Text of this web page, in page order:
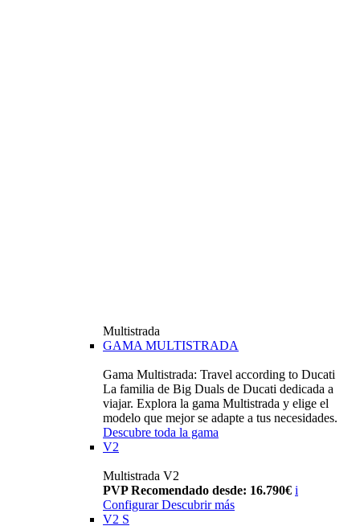
Multistrada
GAMA MULTISTRADA
Gama Multistrada: Travel according to Ducati
La familia de Big Duals de Ducati dedicada a
viajar. Explora la gama Multistrada y elige el
modelo que mejor se adapte a tus necesidades.
Descubre toda la gama
V2
Multistrada V2
PVP Recomendado desde: 16.790€ i
Configurar Descubrir más
V2 S